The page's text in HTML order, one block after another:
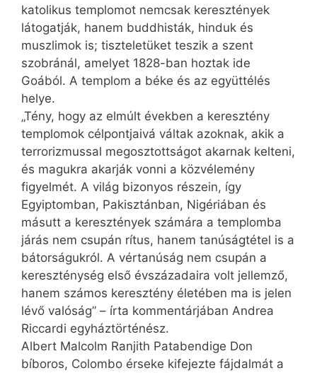
katolikus templomot nemcsak keresztények
látogatják, hanem buddhisták, hinduk és
muszlimok is; tiszteletüket teszik a szent
szobránál, amelyet 1828-ban hoztak ide
Goából. A templom a béke és az együttélés
helye.
„Tény, hogy az elmúlt években a keresztény
templomok célpontjaivá váltak azoknak, akik a
terrorizmussal megosztottságot akarnak kelteni,
és magukra akarják vonni a közvélemény
figyelmét. A világ bizonyos részein, így
Egyiptomban, Pakisztánban, Nigériában és
másutt a keresztények számára a templomba
járás nem csupán rítus, hanem tanúságtétel is a
bátorságukról. A vértanúság nem csupán a
kereszténység első évszázadaira volt jellemző,
hanem számos keresztény életében ma is jelen
lévő valóság” – írta kommentárjában Andrea
Riccardi egyháztörténész.
Albert Malcolm Ranjith Pata­bendige Don
bíboros, Colombo érseke kifejezte fájdalmát a